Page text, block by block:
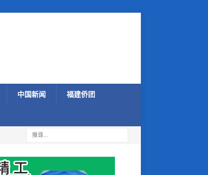
中国新闻 福建侨团